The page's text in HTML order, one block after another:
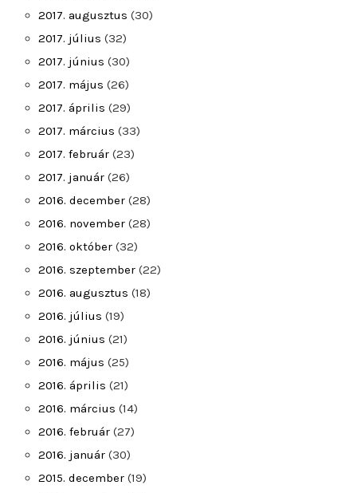
2017. augusztus (30)
2017. július (32)
2017. június (30)
2017. május (26)
2017. április (29)
2017. március (33)
2017. február (23)
2017. január (26)
2016. december (28)
2016. november (28)
2016. október (32)
2016. szeptember (22)
2016. augusztus (18)
2016. július (19)
2016. június (21)
2016. május (25)
2016. április (21)
2016. március (14)
2016. február (27)
2016. január (30)
2015. december (19)